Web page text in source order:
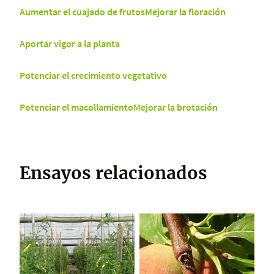
Aumentar el cuajado de frutosMejorar la floración
Aportar vigor a la planta
Potenciar el crecimiento vegetativo
Potenciar el macollamientoMejorar la brotación
Ensayos relacionados